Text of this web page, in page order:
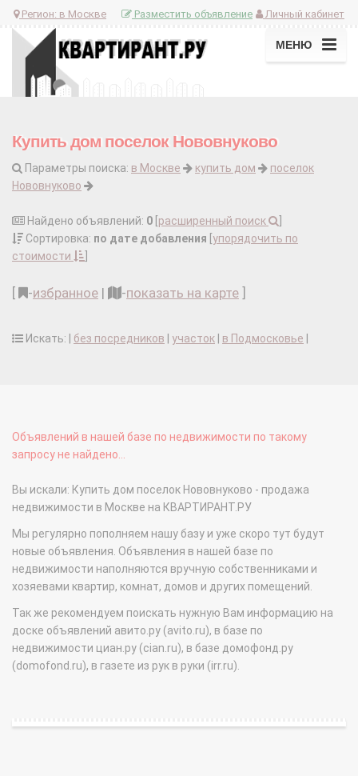
Регион: в Москве Личный кабинет
Разместить объявление
МЕНЮ
Купить дом поселок Нововнуково
Параметры поиска: в Москве купить дом
поселок
Нововнуково
Найдено объявлений: 0 расширенный поиск
Сортировка: по дате добавления упорядочить по
стоимости
-избранное | -показать на карте
Искать: | без посредников участок в Подмосковье
Объявлений в нашей базе по недвижимости по такому
запросу не найдено...
Вы искали: Купить дом поселок Нововнуково - продажа
недвижимости в Москве на КВАРТИРАНТ.РУ
Мы регулярно пополняем нашу базу и уже скоро тут будут
новые объявления. Объявления в нашей базе по
недвижимости наполняются вручную собственниками и
хозяевами квартир, комнат, домов и других помещений.
Так же рекомендуем поискать нужную Вам информацию на
доске объявлений авито.ру (avito.ru), в базе по
недвижимости циан.ру (cian.ru), в базе домофонд.ру
(domofond.ru), в газете из рук в руки (irr.ru).